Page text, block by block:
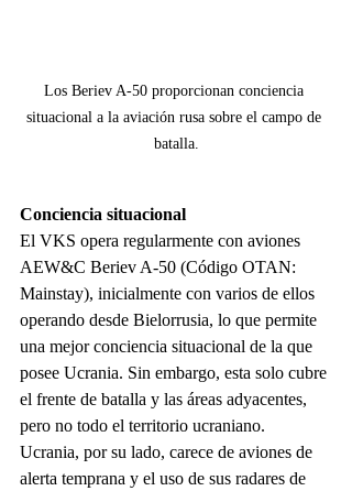
Los Beriev A-50 proporcionan conciencia
situacional a la aviación rusa sobre el campo de
batalla.
Conciencia situacional
El VKS opera regularmente con aviones
AEW&C Beriev A-50 (Código OTAN:
Mainstay), inicialmente con varios de ellos
operando desde Bielorrusia, lo que permite
una mejor conciencia situacional de la que
posee Ucrania. Sin embargo, esta solo cubre
el frente de batalla y las áreas adyacentes,
pero no todo el territorio ucraniano.
Ucrania, por su lado, carece de aviones de
alerta temprana y el uso de sus radares de